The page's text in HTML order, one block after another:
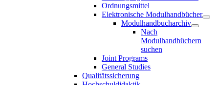
Ordnungsmittel
Elektronische Modulhandbücher
Modulhandbucharchiv
Nach
Modulhandbüchern
suchen
Joint Programs
General Studies
Qualitätssicherung